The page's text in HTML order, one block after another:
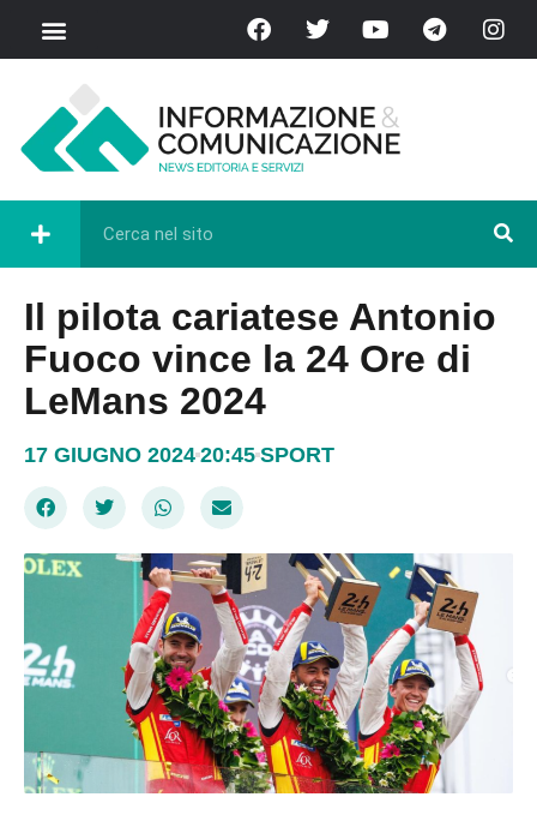
Il pilota cariatese Antonio
Fuoco vince la 24 Ore di
LeMans 2024
17 GIUGNO 2024 20:45 SPORT